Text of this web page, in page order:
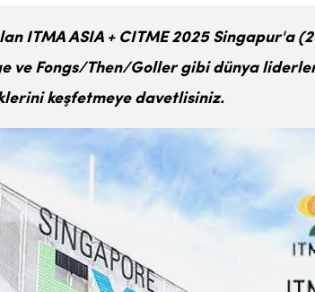
ITMA ASIA + CITME 2025 Singapur'a
ve Fongs/Then/Goller gibi dünya
keşfetmeye davetlisiniz.